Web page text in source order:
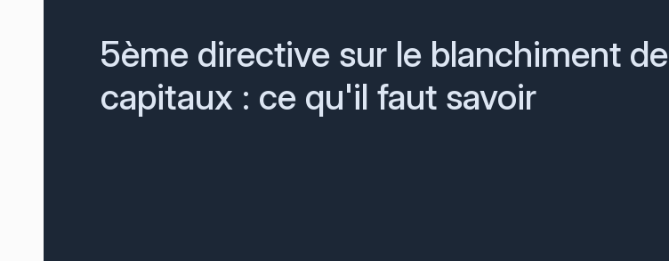
5ème directive sur le blanchiment de
capitaux : ce qu'il faut savoir